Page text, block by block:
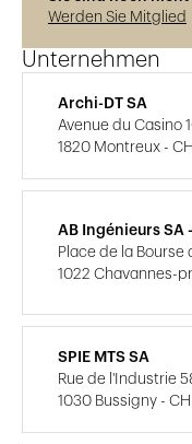
Werden Sie Mitglied
Unternehmen
Archi-DT SA
Avenue du Casino
1820 Montreux - CH
AB Ingénieurs SA
Place de la Bourse
1022 Chavannes-
SPIE MTS SA
Rue de l'Industrie
1030 Bussigny - CH